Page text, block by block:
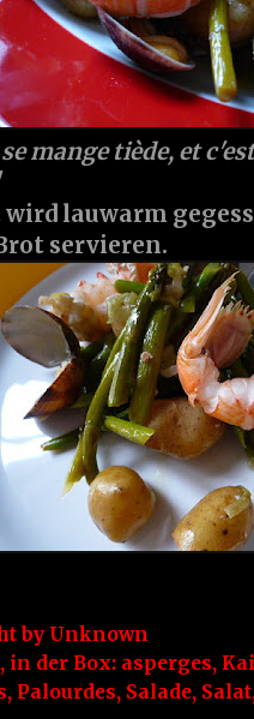
mange tiède, et
wird lauwarm
servieren.
by Unknown
in der Box: asperges,
, Palourdes, Salade, Salat